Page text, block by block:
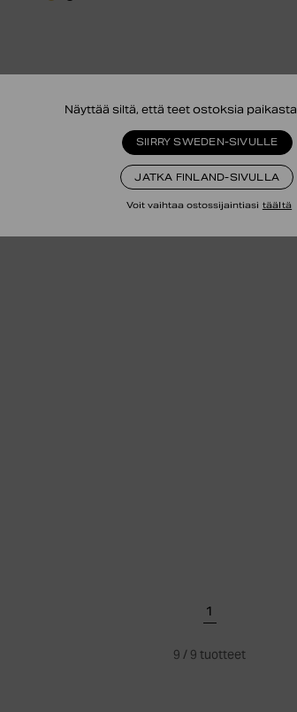
Näyttää siltä, että teet ostoksia paikasta
SIIRRY SWEDEN-SIVULLE
JATKA FINLAND-SIVULLA
Voit vaihtaa ostossijaintiasi täältä
1
9 / 9 tuotteet